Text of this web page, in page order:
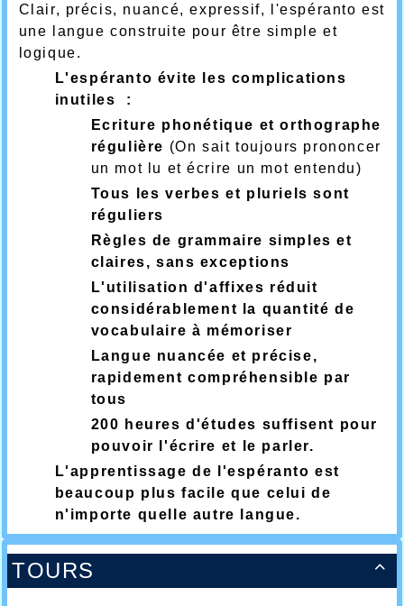

TOURS
Clair, précis, nuancé, expressif, l'espéranto est
une langue construite pour être simple et
logique.
L'espéranto évite les complications
inutiles :
Ecriture phonétique et orthographe
régulière (On sait toujours prononcer
un mot lu et écrire un mot entendu)
Tous les verbes et pluriels sont
réguliers
Règles de grammaire simples et
claires, sans exceptions
L'utilisation d'affixes réduit
considérablement la quantité de
vocabulaire à mémoriser
Langue nuancée et précise,
rapidement compréhensible par
tous
200 heures d'études suffisent pour
pouvoir l'écrire et le parler.
L'apprentissage de l'espéranto est
beaucoup plus facile que celui de
n'importe quelle autre langue.